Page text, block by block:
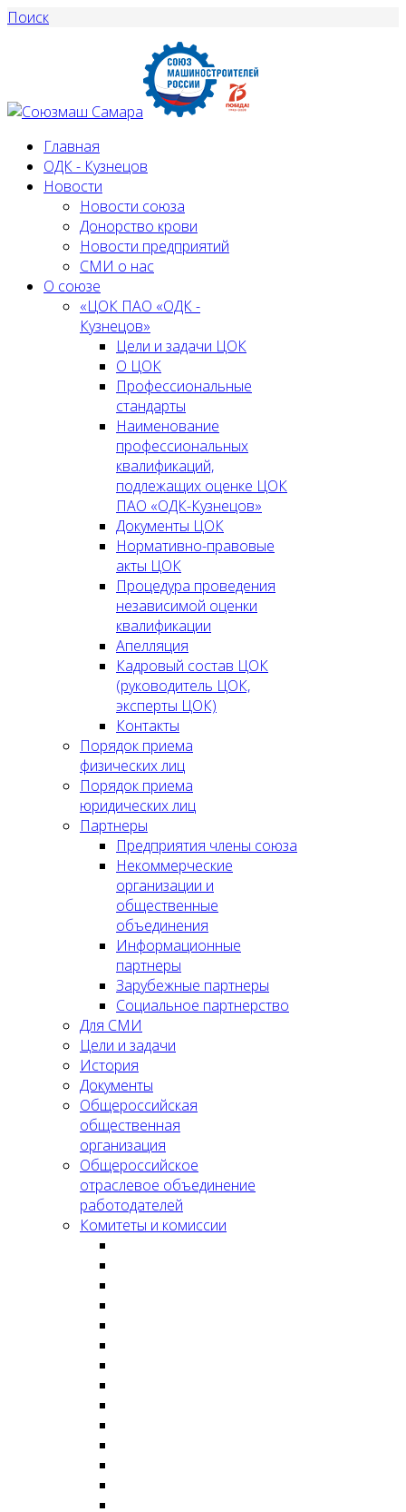
Поиск
Главная
ОДК - Кузнецов
Новости
Новости союза
Донорство крови
Новости предприятий
СМИ о нас
О союзе
«ЦОК ПАО «ОДК -
Кузнецов»
Цели и задачи ЦОК
О ЦОК
Профессиональные
стандарты
Наименование
профессиональных
квалификаций,
подлежащих оценке ЦОК
ПАО «ОДК-Кузнецов»
Документы ЦОК
Нормативно-правовые
акты ЦОК
Процедура проведения
независимой оценки
квалификации
Апелляция
Кадровый состав ЦОК
(руководитель ЦОК,
эксперты ЦОК)
Контакты
Порядок приема
физических лиц
Порядок приема
юридических лиц
Партнеры
Предприятия члены союза
Некоммерческие
организации и
общественные
объединения
Информационные
партнеры
Зарубежные партнеры
Социальное партнерство
Для СМИ
Цели и задачи
История
Документы
Общероссийская
общественная
организация
Общероссийское
отраслевое объединение
работодателей
Комитеты и комиссии